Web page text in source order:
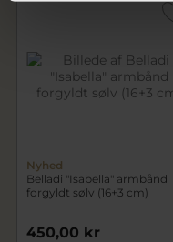
Nyhed
Belladi "Isabella" armbånd
forgyldt sølv (16+3 cm)
450,00 kr